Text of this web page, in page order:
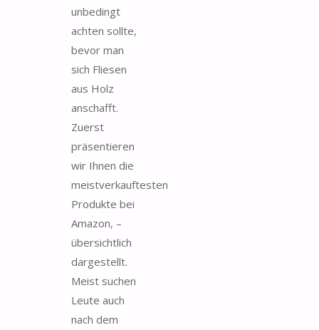
unbedingt
achten sollte,
bevor man
sich Fliesen
aus Holz
anschafft.
Zuerst
präsentieren
wir Ihnen die
meistverkauftesten
Produkte bei
Amazon, –
übersichtlich
dargestellt.
Meist suchen
Leute auch
nach dem